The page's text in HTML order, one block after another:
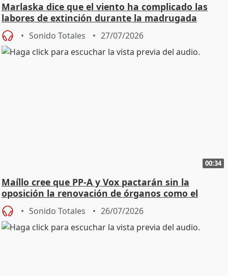
Marlaska dice que el viento ha complicado las
labores de extinción durante la madrugada
Sonido Totales 27/07/2026
00:34
Maíllo cree que PP-A y Vox pactarán sin la
oposición la renovación de órganos como el
Defensor
Sonido Totales 26/07/2026